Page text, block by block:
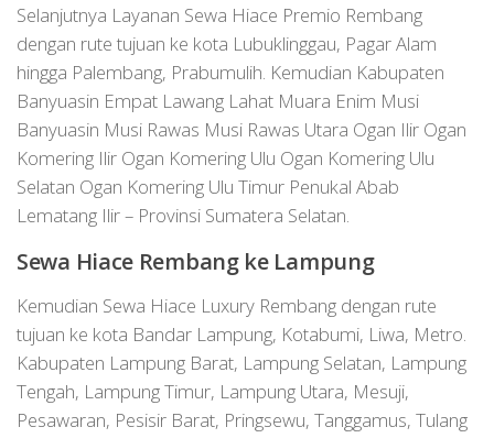
Selanjutnya Layanan Sewa Hiace Premio Rembang
dengan rute tujuan ke kota Lubuklinggau, Pagar Alam
hingga Palembang, Prabumulih. Kemudian Kabupaten
Banyuasin Empat Lawang Lahat Muara Enim Musi
Banyuasin Musi Rawas Musi Rawas Utara Ogan Ilir Ogan
Komering Ilir Ogan Komering Ulu Ogan Komering Ulu
Selatan Ogan Komering Ulu Timur Penukal Abab
Lematang Ilir – Provinsi Sumatera Selatan.
Sewa Hiace Rembang ke Lampung
Kemudian Sewa Hiace Luxury Rembang dengan rute
tujuan ke kota Bandar Lampung, Kotabumi, Liwa, Metro.
Kabupaten Lampung Barat, Lampung Selatan, Lampung
Tengah, Lampung Timur, Lampung Utara, Mesuji,
Pesawaran, Pesisir Barat, Pringsewu, Tanggamus, Tulang